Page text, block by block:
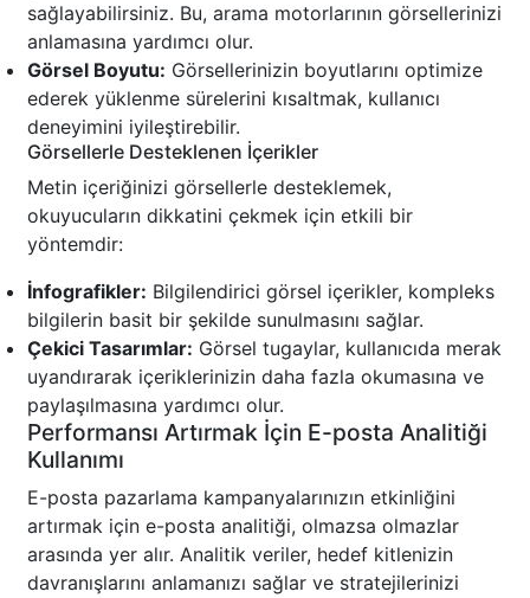
sağlayabilirsiniz. Bu, arama motorlarının görsellerinizi
anlamasına yardımcı olur.
Görsel Boyutu: Görsellerinizin boyutlarını optimize
ederek yüklenme sürelerini kısaltmak, kullanıcı
deneyimini iyileştirebilir.
Görsellerle Desteklenen İçerikler
Metin içeriğinizi görsellerle desteklemek,
okuyucuların dikkatini çekmek için etkili bir
yöntemdir:
İnfografikler: Bilgilendirici görsel içerikler, kompleks
bilgilerin basit bir şekilde sunulmasını sağlar.
Çekici Tasarımlar: Görsel tugaylar, kullanıcıda merak
uyandırarak içeriklerinizin daha fazla okumasına ve
paylaşılmasına yardımcı olur.
Performansı Artırmak İçin E-posta Analitiği
Kullanımı
E-posta pazarlama kampanyalarınızın etkinliğini
artırmak için e-posta analitiği, olmazsa olmazlar
arasında yer alır. Analitik veriler, hedef kitlenizin
davranışlarını anlamanızı sağlar ve stratejilerinizi